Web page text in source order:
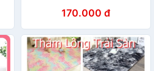
Hiện Đại ATILA SHOP
170.000 đ